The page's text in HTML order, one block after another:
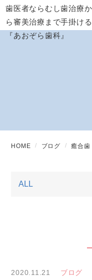
HOME ブログ 癒合歯
2020.11.21 ブログ